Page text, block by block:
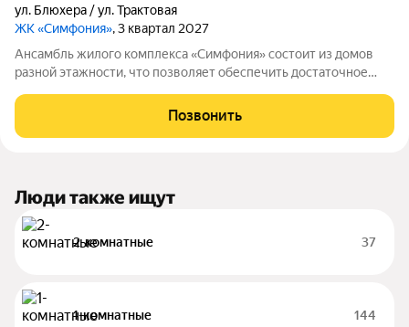
ул. Блюхера / ул. Трактовая
ЖК «Симфония», 3 квартал 2027
Ансамбль жилого комплекса «Симфония» состоит из домов
разной этажности, что позволяет обеспечить достаточное
времени и предлагаем квартиры с уже готовой базовой
отделкой. Заезжайте и живите! ЖК
Позвонить
Люди также ищут
2-комнатные 37
1-комнатные 144